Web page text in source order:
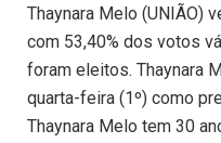
Thaynara Melo (UNIÃO)
com 53,40% dos votos
foram eleitos. Thaynara
quarta-feira (1º) como
Thaynara Melo tem 30